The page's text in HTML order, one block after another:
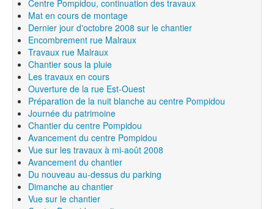
Centre Pompidou, continuation des travaux
Mat en cours de montage
Dernier jour d'octobre 2008 sur le chantier
Encombrement rue Malraux
Travaux rue Malraux
Chantier sous la pluie
Les travaux en cours
Ouverture de la rue Est-Ouest
Préparation de la nuit blanche au centre Pompidou
Journée du patrimoine
Chantier du centre Pompidou
Avancement du centre Pompidou
Vue sur les travaux à mi-août 2008
Avancement du chantier
Du nouveau au-dessus du parking
Dimanche au chantier
Vue sur le chantier